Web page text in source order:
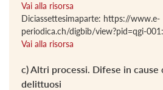
Vai alla risorsa
Diciassettesimaparte: https://www.e-
periodica.ch/digbib/view?pid=qgi-
Vai alla risorsa
c) Altri processi. Difese in cause
delittuosi